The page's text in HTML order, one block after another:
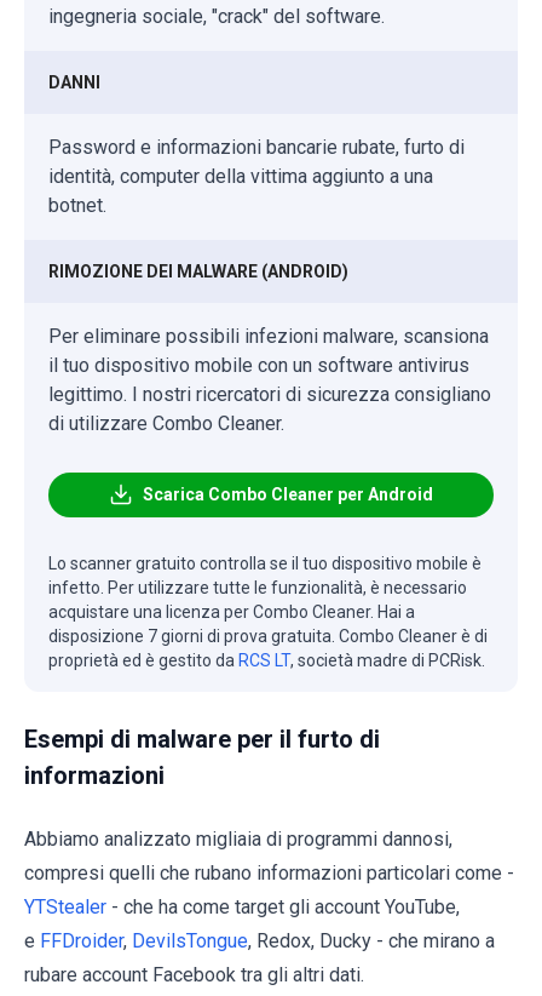
ingegneria sociale, "crack" del software.
DANNI
Password e informazioni bancarie rubate, furto di
identità, computer della vittima aggiunto a una
botnet.
RIMOZIONE DEI MALWARE (ANDROID)
Per eliminare possibili infezioni malware, scansiona
il tuo dispositivo mobile con un software antivirus
legittimo. I nostri ricercatori di sicurezza consigliano
di utilizzare Combo Cleaner.
Scarica Combo Cleaner per Android
Lo scanner gratuito controlla se il tuo dispositivo mobile è
infetto. Per utilizzare tutte le funzionalità, è necessario
acquistare una licenza per Combo Cleaner. Hai a
disposizione 7 giorni di prova gratuita. Combo Cleaner è di
proprietà ed è gestito da RCS LT, società madre di PCRisk.
Esempi di malware per il furto di
informazioni
Abbiamo analizzato migliaia di programmi dannosi,
compresi quelli che rubano informazioni particolari come -
YTStealer - che ha come target gli account YouTube,
e FFDroider, DevilsTongue, Redox, Ducky - che mirano a
rubare account Facebook tra gli altri dati.